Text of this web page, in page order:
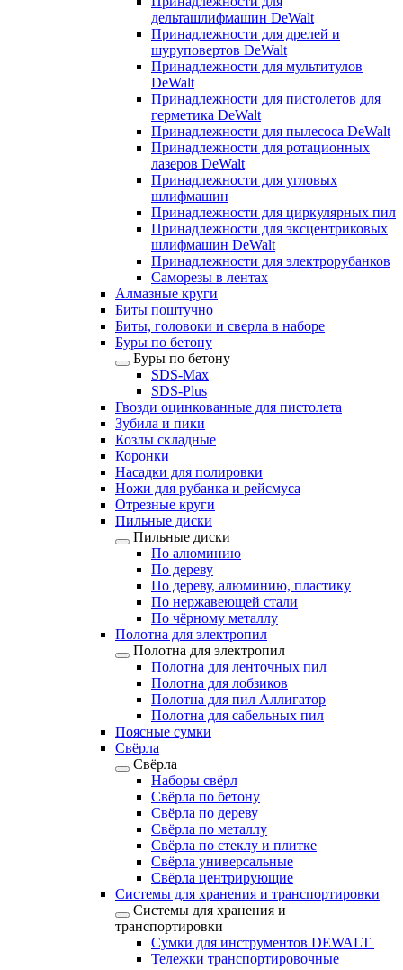
дельташлифмашин DeWalt
Принадлежности для дрелей и
шуруповертов DeWalt
Принадлежности для мультитулов
DeWalt
Принадлежности для пистолетов для
герметика DeWalt
Принадлежности для пылесоса DeWalt
Принадлежности для ротационных
лазеров DeWalt
Принадлежности для угловых
шлифмашин
Принадлежности для циркулярных пил
Принадлежности для эксцентриковых
шлифмашин DeWalt
Принадлежности для электрорубанков
Саморезы в лентах
Алмазные круги
Биты поштучно
Биты, головоки и сверла в наборе
Буры по бетону
Буры по бетону
SDS-Max
SDS-Plus
Гвозди оцинкованные для пистолета
Зубила и пики
Козлы складные
Коронки
Насадки для полировки
Ножи для рубанка и рейсмуса
Отрезные круги
Пильные диски
Пильные диски
По алюминию
По дереву
По дереву, алюминию, пластику
По нержавеющей стали
По чёрному металлу
Полотна для электропил
Полотна для электропил
Полотна для ленточных пил
Полотна для лобзиков
Полотна для пил Аллигатор
Полотна для сабельных пил
Поясные сумки
Свёрла
Свёрла
Наборы свёрл
Свёрла по бетону
Свёрла по дереву
Свёрла по металлу
Свёрла по стеклу и плитке
Свёрла универсальные
Свёрла центрирующие
Системы для хранения и транспортировки
Системы для хранения и
транспортировки
Сумки для инструментов DEWALT
Тележки транспортировочные